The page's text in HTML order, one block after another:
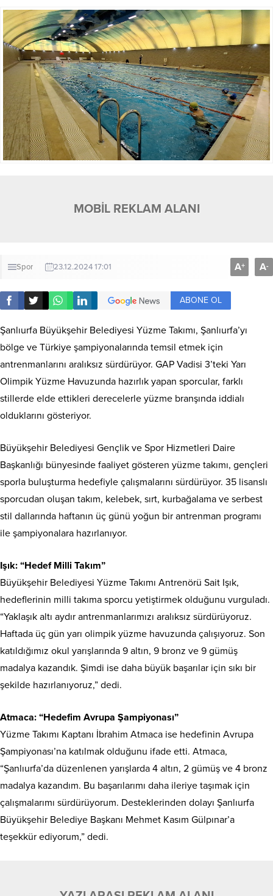
MOBİL REKLAM ALANI
Spor 23.12.2024 17:01 A+ A-
ABONE OL
Şanlıurfa Büyükşehir Belediyesi Yüzme Takımı, Şanlıurfa’yı
bölge ve Türkiye şampiyonalarında temsil etmek için
antrenmanlarını aralıksız sürdürüyor. GAP Vadisi 3’teki Yarı
Olimpik Yüzme Havuzunda hazırlık yapan sporcular, farklı
stillerde elde ettikleri derecelerle yüzme branşında iddialı
olduklarını gösteriyor.
Büyükşehir Belediyesi Gençlik ve Spor Hizmetleri Daire
Başkanlığı bünyesinde faaliyet gösteren yüzme takımı, gençleri
sporla buluşturma hedefiyle çalışmalarını sürdürüyor. 35 lisanslı
sporcudan oluşan takım, kelebek, sırt, kurbağalama ve serbest
stil dallarında haftanın üç günü yoğun bir antrenman programı
ile şampiyonalara hazırlanıyor.
Işık: “Hedef Milli Takım”
Büyükşehir Belediyesi Yüzme Takımı Antrenörü Sait Işık,
hedeflerinin milli takıma sporcu yetiştirmek olduğunu vurguladı.
“Yaklaşık altı aydır antrenmanlarımızı aralıksız sürdürüyoruz.
Haftada üç gün yarı olimpik yüzme havuzunda çalışıyoruz. Son
katıldığımız okul yarışlarında 9 altın, 9 bronz ve 9 gümüş
madalya kazandık. Şimdi ise daha büyük başarılar için sıkı bir
şekilde hazırlanıyoruz,” dedi.
Atmaca: “Hedefim Avrupa Şampiyonası”
Yüzme Takımı Kaptanı İbrahim Atmaca ise hedefinin Avrupa
Şampiyonası’na katılmak olduğunu ifade etti. Atmaca,
“Şanlıurfa’da düzenlenen yarışlarda 4 altın, 2 gümüş ve 4 bronz
madalya kazandım. Bu başarılarımı daha ileriye taşımak için
çalışmalarımı sürdürüyorum. Desteklerinden dolayı Şanlıurfa
Büyükşehir Belediye Başkanı Mehmet Kasım Gülpınar’a
teşekkür ediyorum,” dedi.